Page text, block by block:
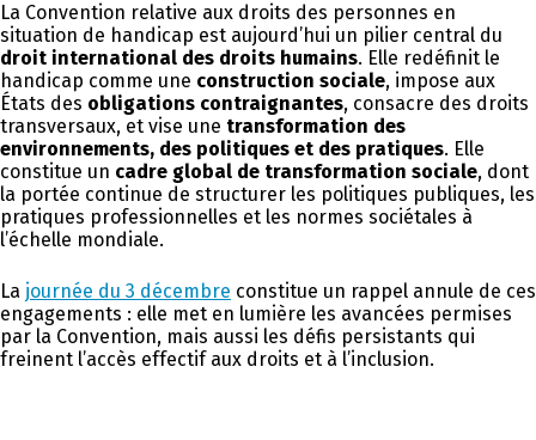
La Convention relative aux droits des personnes en
situation de handicap est aujourd’hui un pilier central du
droit international des droits humains. Elle redéfinit le
handicap comme une construction sociale, impose aux
États des obligations contraignantes, consacre des droits
transversaux, et vise une transformation des
environnements, des politiques et des pratiques. Elle
constitue un cadre global de transformation sociale, dont
la portée continue de structurer les politiques publiques, les
pratiques professionnelles et les normes sociétales à
l’échelle mondiale.
La journée du 3 décembre constitue un rappel annule de ces
engagements : elle met en lumière les avancées permises
par la Convention, mais aussi les défis persistants qui
freinent l’accès effectif aux droits et à l’inclusion.